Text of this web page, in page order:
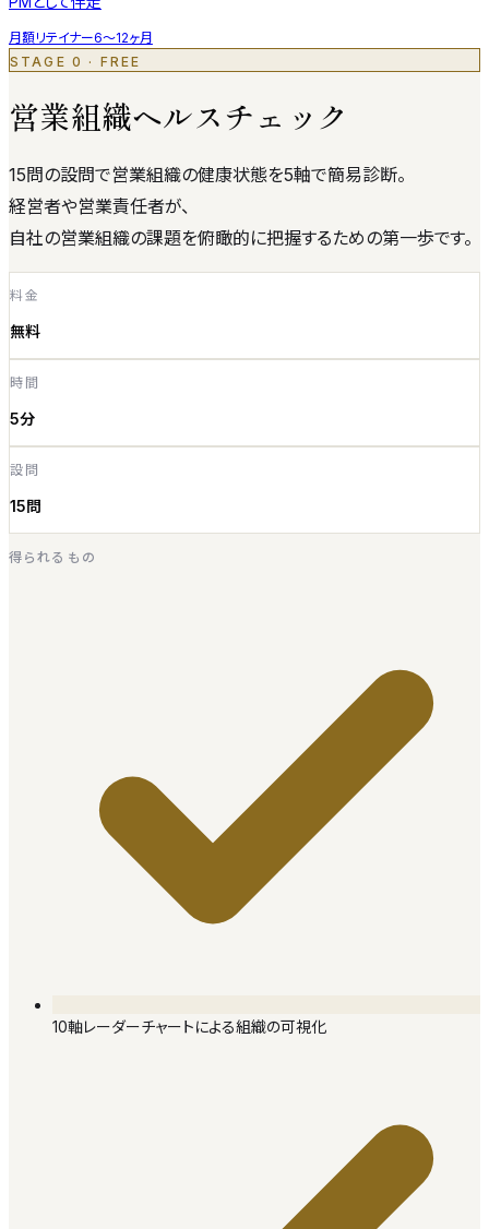
月額リテイナー6〜12ヶ月
STAGE 0 · FREE
営業組織ヘルスチェック
15問の設問で営業組織の健康状態を5軸で簡易診断。
経営者や営業責任者が、
自社の営業組織の課題を俯瞰的に把握するための第一歩です。
料金
無料
時間
5分
設問
15問
得られるもの
10軸レーダーチャートによる組織の可視化